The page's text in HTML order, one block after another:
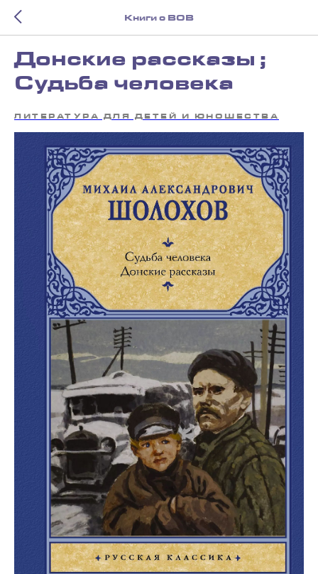
Книги о ВОВ
Донские рассказы ;
Судьба человека
ЛИТЕРАТУРА ДЛЯ ДЕТЕЙ И ЮНОШЕСТВА